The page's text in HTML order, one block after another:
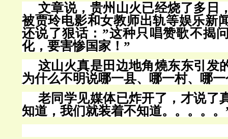
文章说，贵州山火已经烧了多日
被贾玲电影和女教师出轨等娱乐新
还说了狠话： ”这种只唱赞歌不揭
化，要害惨国家！”
这山火真是田边地角燒东东引发
为什么不明说哪一县、哪一村、哪
老同学见媒体已炸开了，才说了
知道，我们就装着不知道。。。。。